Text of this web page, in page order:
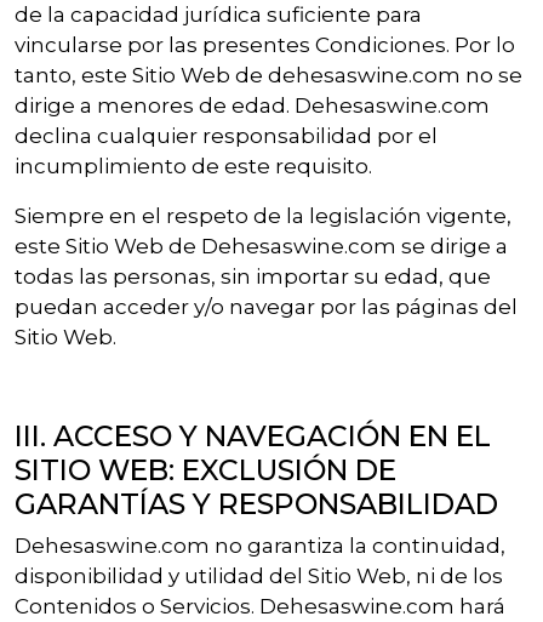
de la capacidad jurídica suficiente para
vincularse por las presentes Condiciones. Por lo
tanto, este Sitio Web de dehesaswine.com no se
dirige a menores de edad. Dehesaswine.com
declina cualquier responsabilidad por el
incumplimiento de este requisito.
Siempre en el respeto de la legislación vigente,
este Sitio Web de Dehesaswine.com se dirige a
todas las personas, sin importar su edad, que
puedan acceder y/o navegar por las páginas del
Sitio Web.
III. ACCESO Y NAVEGACIÓN EN EL
SITIO WEB: EXCLUSIÓN DE
GARANTÍAS Y RESPONSABILIDAD
Dehesaswine.com no garantiza la continuidad,
disponibilidad y utilidad del Sitio Web, ni de los
Contenidos o Servicios. Dehesaswine.com hará